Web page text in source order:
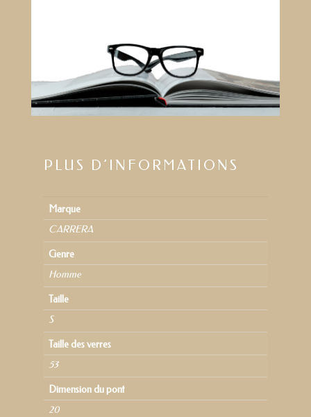
PLUS D’INFORMATIONS
Marque
CARRERA
Genre
Homme
Taille
S
Taille des verres
53
Dimension du pont
20